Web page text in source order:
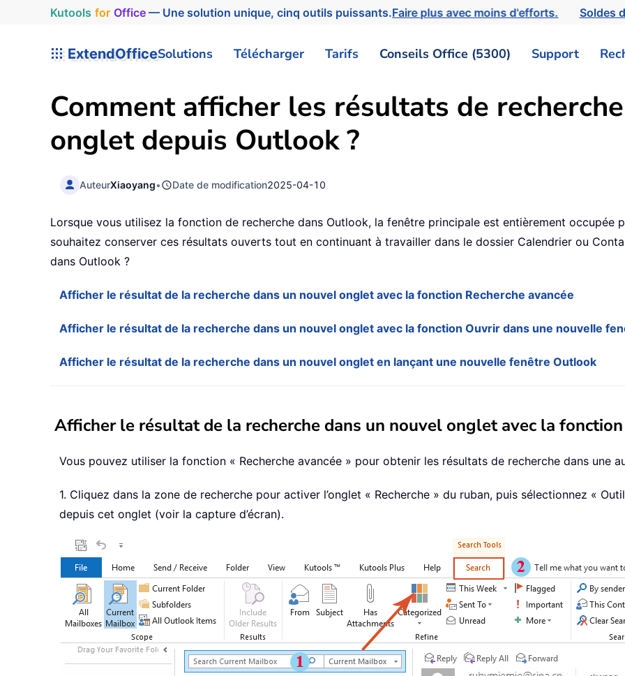
Kutools for Office— Une solution unique, cinq outils puissants.Faire plus avec moins d'efforts. Soldes
ExtendOfficeSolutions Télécharger Tarifs Conseils Office (5300) Support
Comment afficher les résultats de
onglet depuis Outlook ?
AuteurXiaoyang• Date de modification2025-04-10
Lorsque vous utilisez la fonction de recherche dans Outlook, la fenêtre principale est entièrement occupée
souhaitez conserver ces résultats ouverts tout en continuant à travailler dans le dossier Calendrier ou
dans Outlook ?
Afficher le résultat de la recherche dans un nouvel onglet avec la fonction Recherche avancée
Afficher le résultat de la recherche dans un nouvel onglet avec la fonction Ouvrir dans une nouvelle
Afficher le résultat de la recherche dans un nouvel onglet en lançant une nouvelle fenêtre Outlook
Afficher le résultat de la recherche dans un nouvel onglet avec la fonction
Vous pouvez utiliser la fonction « Recherche avancée » pour obtenir les résultats de recherche dans une
1. Cliquez dans la zone de recherche pour activer l’onglet « Recherche » du ruban, puis sélectionnez «
depuis cet onglet (voir la capture d’écran).